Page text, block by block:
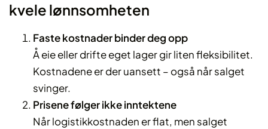
kvele lønnsomheten
Faste kostnader binder deg opp
Å eie eller drifte eget lager gir liten fleksibilitet.
Kostnadene er der uansett – også når salget
svinger.
Prisene følger ikke inntektene
Når logistikkostnaden er flat, men salget